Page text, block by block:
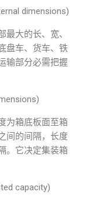
dimensions)
大的长、宽、
盘车、货车、铁
输部分必需把握
为箱底板面至箱
间的间隔，长度
。它决定集装箱
capacity)